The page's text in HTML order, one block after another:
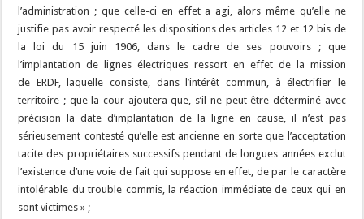
l’administration ; que celle-ci en effet a agi, alors même qu’elle ne
justifie pas avoir respecté les dispositions des articles 12 et 12 bis de
la loi du 15 juin 1906, dans le cadre de ses pouvoirs ; que
l’implantation de lignes électriques ressort en effet de la mission
de ERDF, laquelle consiste, dans l’intérêt commun, à électrifier le
territoire ; que la cour ajoutera que, s’il ne peut être déterminé avec
précision la date d’implantation de la ligne en cause, il n’est pas
sérieusement contesté qu’elle est ancienne en sorte que l’acceptation
tacite des propriétaires successifs pendant de longues années exclut
l’existence d’une voie de fait qui suppose en effet, de par le caractère
intolérable du trouble commis, la réaction immédiate de ceux qui en
sont victimes » ;